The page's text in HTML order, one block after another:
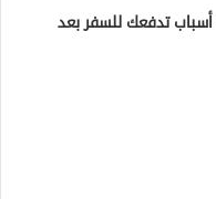
السفر بعد التخرج :6 أسباب تدفعك للسفر بعد